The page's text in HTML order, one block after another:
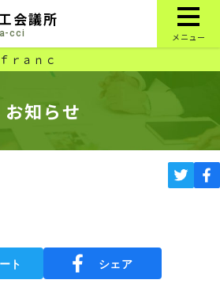
会議所
cci メニュー
ｆｒａｎｃ
お知らせ